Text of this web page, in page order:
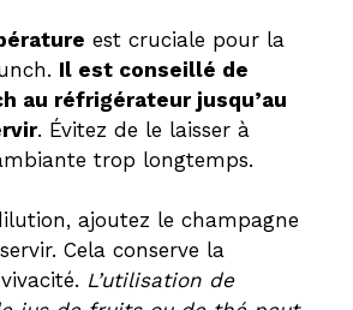
est cruciale pour la
Il est conseillé de
au réfrigérateur jusqu’au
. Évitez de le laisser à
trop longtemps.
ajoutez le champagne
Cela conserve la
L’utilisation de